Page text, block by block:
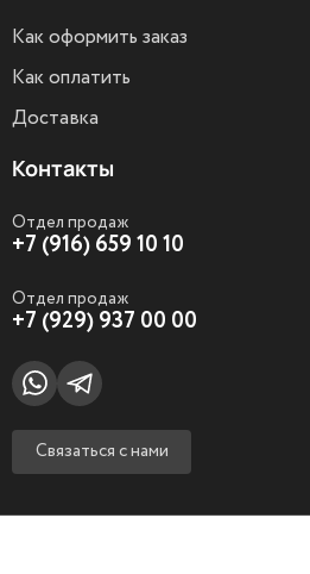
Как оформить заказ
Как оплатить
Доставка
Контакты
Отдел продаж
+7 (916) 659 10 10
Отдел продаж
+7 (929) 937 00 00
Связаться с нами